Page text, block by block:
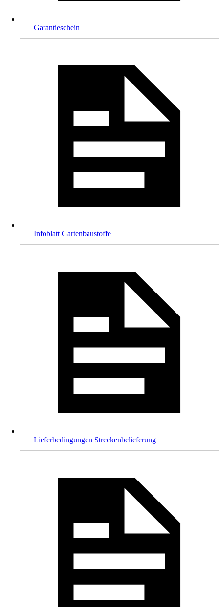
Garantieschein
Infoblatt Gartenbaustoffe
Lieferbedingungen Streckenbelieferung